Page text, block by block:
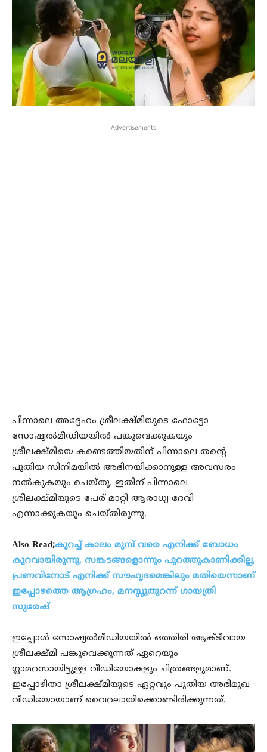
Advertisements
പിന്നാലെ അദ്ദേഹം ശ്രീലക്ഷ്മിയുടെ ഫോട്ടോ
സോഷ്യല്‍മീഡിയയില്‍ പങ്കുവെക്കുകയും
ശ്രീലക്ഷ്മിയെ കണ്ടെത്തിയതിന് പിന്നാലെ തന്റെ
പുതിയ സിനിമയില്‍ അഭിനയിക്കാനുള്ള അവസരം
നല്‍കുകയും ചെയ്തു. ഇതിന് പിന്നാലെ
ശ്രീലക്ഷ്മിയുടെ പേര് മാറ്റി ആരാധ്യ ദേവി
എന്നാക്കുകയും ചെയ്തിരുന്നു.
Also Read;കുറച്ച് കാലം മുമ്പ് വരെ എനിക്ക് ബോധം
കുറവായിരുന്നു, സങ്കടങ്ങളൊന്നും പുറത്തുകാണിക്കില്ല,
പ്രണവിനോട് എനിക്ക് സൗഹൃദമെങ്കിലും മതിയെന്നാണ്
ഇപ്പോഴത്തെ ആഗ്രഹം, മനസ്സുതുറന്ന് ഗായത്രി
സുരേഷ്
ഇപ്പോള്‍ സോഷ്യല്‍മീഡിയയില്‍ ഒത്തിരി ആക്ടീവായ
ശ്രീലക്ഷ്മി പങ്കുവെക്കുന്നത് ഏറെയും
ഗ്ലാമറസായിട്ടുള്ള വീഡിയോകളും ചിത്രങ്ങളുമാണ്.
ഇപ്പോഴിതാ ശ്രീലക്ഷ്മിയുടെ ഏറ്റവും പുതിയ അഭിമുഖ
വീഡിയോയാണ് വൈറലായിക്കൊണ്ടിരിക്കുന്നത്.